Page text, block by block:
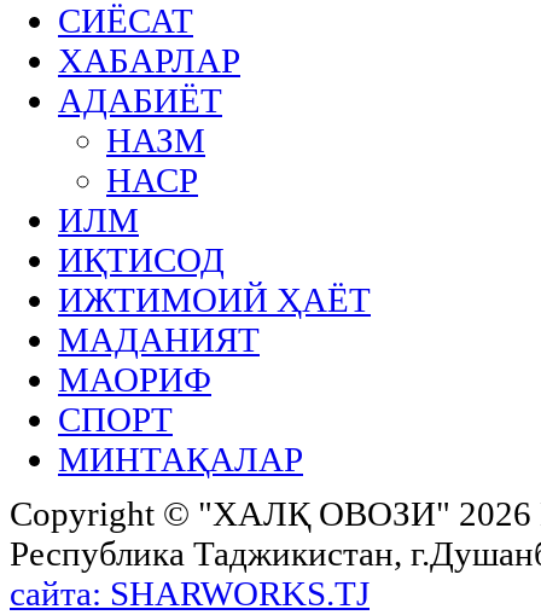
СИЁСАТ
ХАБАРЛАР
АДАБИЁТ
НАЗМ
НАСР
ИЛМ
ИҚТИСОД
ИЖТИМОИЙ ҲАЁТ
МАДАНИЯТ
МАОРИФ
СПОРТ
МИНТАҚАЛАР
Copyright © "ХАЛҚ ОВОЗИ"
Республика Таджикистан,
сайта: SHARWORKS.TJ